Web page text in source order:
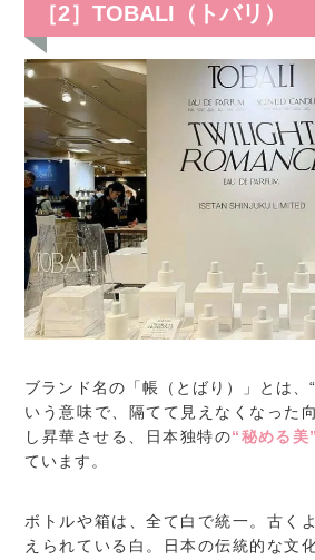
［2］TOBALI（トバリ）
ブランド名の「帳（とばり）」とは、
いう意味で、隔てて見えなくなった
し昇華させる、日本独特の“秘める美”
ています。
ボトルや箱は、全て白で統一。古く
えられている白。日本の伝統的な文